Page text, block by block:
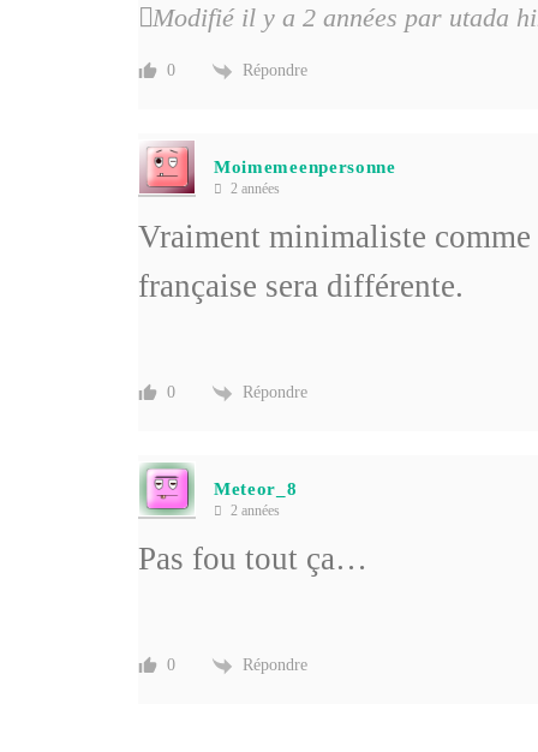
Modifié il y a 2 années par utada
0 Répondre
Moimemeenpersonne
2 années
Vraiment minimaliste
française sera différente.
0 Répondre
Meteor_8
2 années
Pas fou tout ça…
0 Répondre